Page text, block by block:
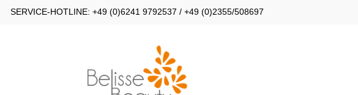
SERVICE-HOTLINE: +49 (0)6241 9792537 / +49 (0)2355/508697